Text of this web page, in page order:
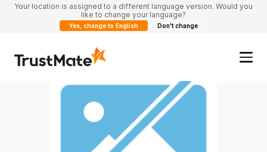
Your location is assigned to a different language version. Would you
like to change your language?
Yes, change to English Don't change